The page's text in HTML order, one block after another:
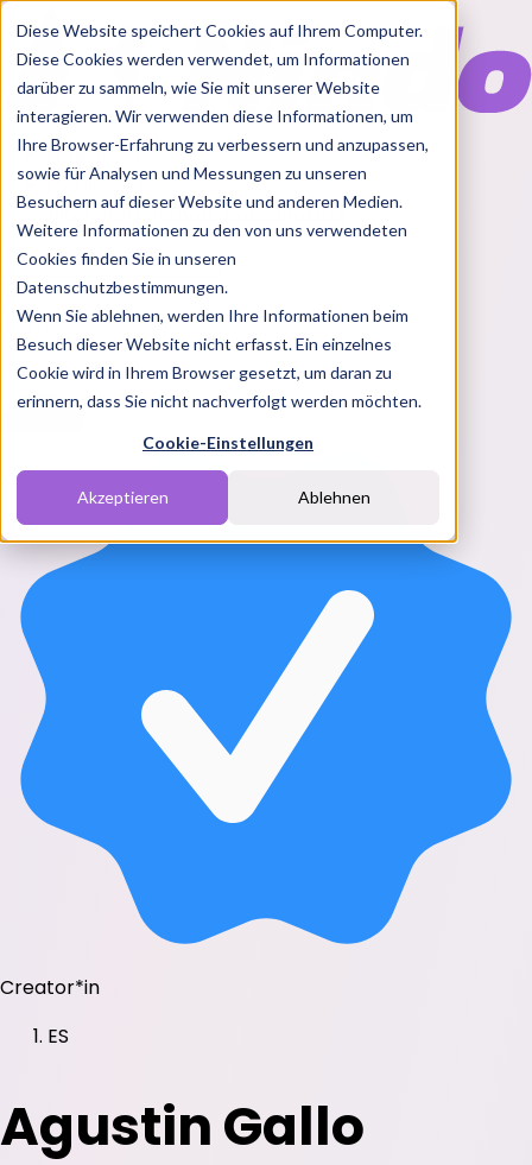
Diese Website speichert Cookies auf Ihrem Computer.
Diese Cookies werden verwendet, um Informationen
darüber zu sammeln, wie Sie mit unserer Website
interagieren. Wir verwenden diese Informationen, um
Ihre Browser-Erfahrung zu verbessern und anzupassen,
sowie für Analysen und Messungen zu unseren
Besuchern auf dieser Website und anderen Medien.
Weitere Informationen zu den von uns verwendeten
Cookies finden Sie in unseren
Datenschutzbestimmungen.
Wenn Sie ablehnen, werden Ihre Informationen beim
Besuch dieser Website nicht erfasst. Ein einzelnes
Cookie wird in Ihrem Browser gesetzt, um daran zu
erinnern, dass Sie nicht nachverfolgt werden möchten.
Cookie-Einstellungen
Akzeptieren Ablehnen
Features
Solutions
BlogChartsRabatt CodesPakete
Login
Creator*in
ES
Agustin Gallo